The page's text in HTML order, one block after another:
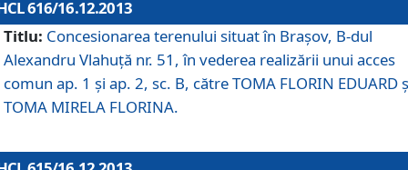
616/16.12.2013
Titlu: Concesionarea terenului situat în Braşov, B-dul
Alexandru Vlahuţă nr. 51, în vederea realizării unui acces
comun ap. 1 şi ap. 2, sc. B, către TOMA FLORIN EDUARD
TOMA MIRELA FLORINA.